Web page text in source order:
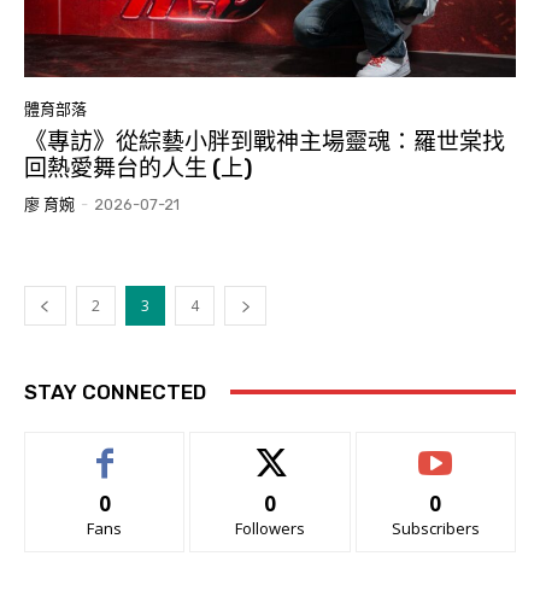
體育部落
《專訪》從綜藝小胖到戰神主場靈魂：羅世棠找
回熱愛舞台的人生 (上)
廖 育婉 - 2026-07-21
2 3 4
STAY CONNECTED
0
Fans
0
Followers
0
Subscribers